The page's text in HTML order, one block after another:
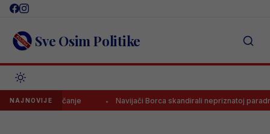
Skip
content Sve Osim Politike
NAJNOVIJE
pojačanje Navijači Borca skandirali nepriznatoj paradržavi,